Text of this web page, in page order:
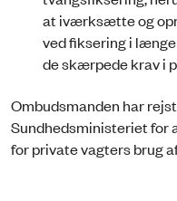
at iværksætte og
ved fiksering i
de skærpede krav i
Ombudsmanden har
Sundhedsministeriet for
for private vagters brug